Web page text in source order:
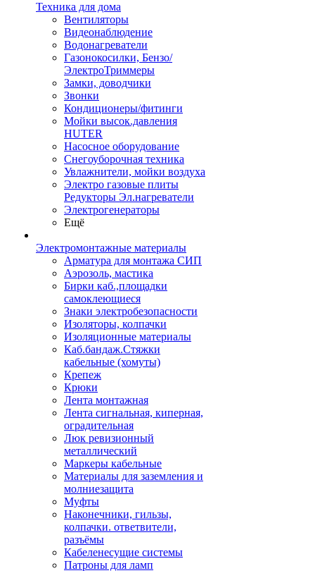
Техника для дома
Вентиляторы
Видеонаблюдение
Водонагреватели
Газонокосилки, Бензо/
ЭлектроТриммеры
Замки, доводчики
Звонки
Кондиционеры/фитинги
Мойки высок.давления
HUTER
Насосное оборудование
Снегоуборочная техника
Увлажнители, мойки воздуха
Электро газовые плиты
Редукторы Эл.нагреватели
Электрогенераторы
Ещё
Электромонтажные материалы
Арматура для монтажа СИП
Аэрозоль, мастика
Бирки каб.,площадки
самоклеющиеся
Знаки электробезопасности
Изоляторы, колпачки
Изоляционные материалы
Каб.бандаж.Стяжки
кабельные (хомуты)
Крепеж
Крюки
Лента монтажная
Лента сигнальная, киперная,
оградительная
Люк ревизионный
металлический
Маркеры кабельные
Материалы для заземления и
молниезащита
Муфты
Наконечники, гильзы,
колпачки. ответвители,
разъёмы
Кабеленесущие системы
Патроны для ламп